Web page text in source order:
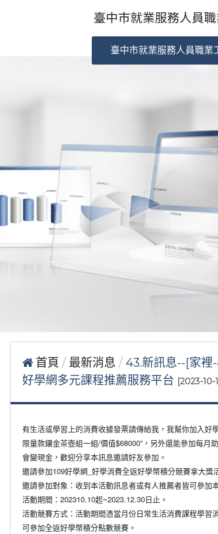
臺中市就業服務人員
臺中市就業服務人員職業
首頁 最新消息
43.新訊息--[家裡
好學網多元課程推薦服務平台 [2023-10-
有生活或學習上的消費收據發票請傳給我，我幫你加入好
限量款鑲金茶壺組一組/價值$68000”，另外還能參加每月
會變現金，歡迎分享本訊息邀請好友參加。
邀請參加109好學網_好學消費全返好學幣積分競賽拿大獎
邀請參加對象：收到本活動訊息者或有人推薦者皆可參加
活動期間：202310.10起~2023.12.30日止。
活動競賽方式：活動期間憑當月份日常生活消費課程學習
可參加全返好學幣積分點數競賽。